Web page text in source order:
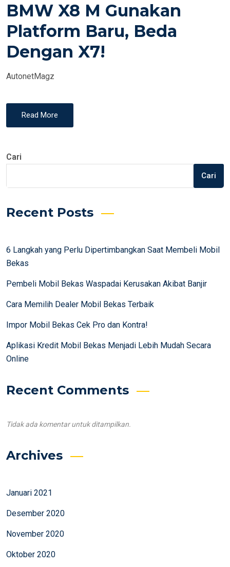
D
O
BMW X8 M Gunakan
Platform Baru, Beda
Dengan X7!
AutonetMagz
Read More
Cari
Cari
Recent Posts
6 Langkah yang Perlu Dipertimbangkan Saat Membeli Mobil
Bekas
Pembeli Mobil Bekas Waspadai Kerusakan Akibat Banjir
Cara Memilih Dealer Mobil Bekas Terbaik
Impor Mobil Bekas Cek Pro dan Kontra!
Aplikasi Kredit Mobil Bekas Menjadi Lebih Mudah Secara
Online
Recent Comments
Tidak ada komentar untuk ditampilkan.
Archives
Januari 2021
Desember 2020
November 2020
Oktober 2020